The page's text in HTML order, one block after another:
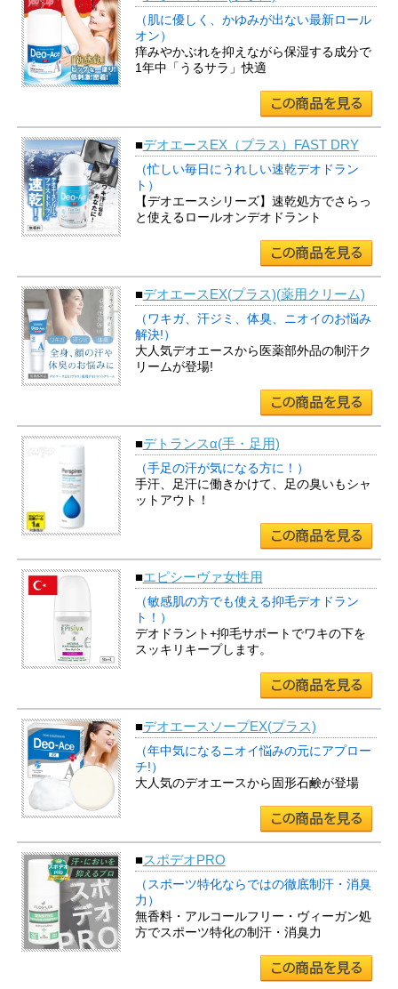
（肌に優しく、かゆみが出ない最新ロール
オン）
痒みやかぶれを抑えながら保湿する成分で
1年中「うるサラ」快適
■デオエースEX（プラス）FAST DRY
（忙しい毎日にうれしい速乾デオドラン
ト）
【デオエースシリーズ】速乾処方でさらっ
と使えるロールオンデオドラント
■デオエースEX(プラス)(薬用クリーム)
（ワキガ、汗ジミ、体臭、ニオイのお悩み
解決!）
大人気デオエースから医薬部外品の制汗ク
リームが登場!
■デトランスα(手・足用)
（手足の汗が気になる方に！）
手汗、足汗に働きかけて、足の臭いもシャ
ットアウト！
■エピシーヴァ女性用
（敏感肌の方でも使える抑毛デオドラン
ト！）
デオドラント+抑毛サポートでワキの下を
スッキリキープします。
■デオエースソープEX(プラス)
（年中気になるニオイ悩みの元にアプロー
チ!）
大人気のデオエースから固形石鹸が登場
■スポデオPRO
（スポーツ特化ならではの徹底制汗・消臭
力）
無香料・アルコールフリー・ヴィーガン処
方でスポーツ特化の制汗・消臭力